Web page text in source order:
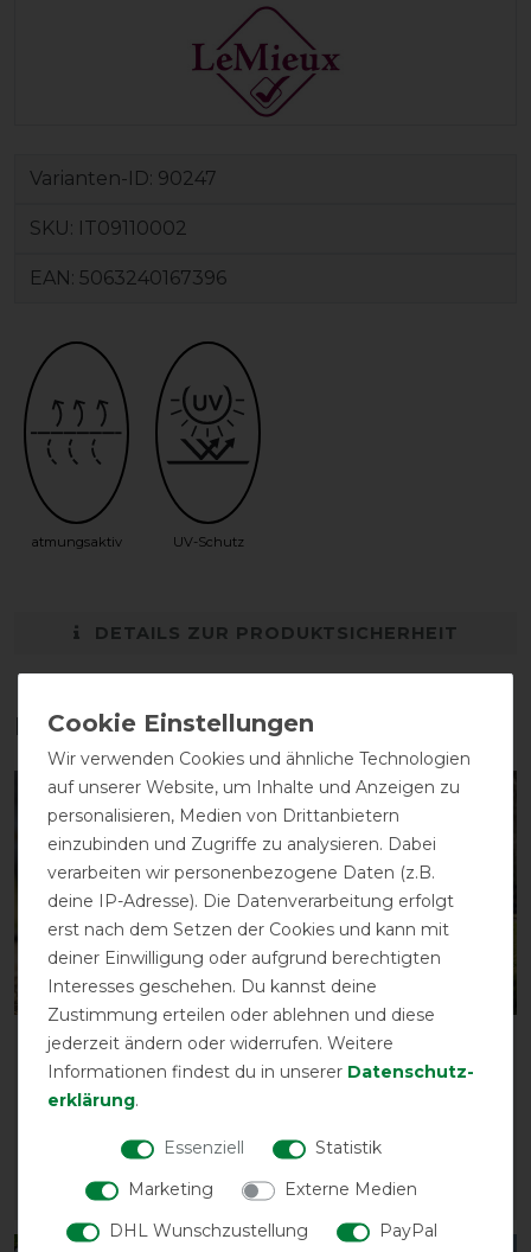
Varianten-ID: 90247
SKU: IT09110002
EAN: 5063240167396
atmungsaktiv UV-Schutz
DETAILS ZUR PRODUKTSICHERHEIT
Das perfekte Zubehör für dich
Neu
-15%
LeMieux Arika Mesh Fly
Boots
vorher 45,95 €
ARTIKEL MERKEN
Neu
-15%
LeMieux Arika Shower-
Tek Fly Rug inkl.
127,45 € *
ARTIKEL MERKEN
Wir verwenden Cookies und ähnliche Technologien
auf unserer Website, um Inhalte und Anzeigen zu
personalisieren, Medien von Drittanbietern
einzubinden und Zugriffe zu analysieren. Dabei
verarbeiten wir personenbezogene Daten (z.B.
deine IP-Adresse). Die Datenverarbeitung erfolgt
erst nach dem Setzen der Cookies und kann mit
deiner Einwilligung oder aufgrund berechtigten
Interesses geschehen. Du kannst deine
Zustimmung erteilen oder ablehnen und diese
jederzeit ändern oder widerrufen. Weitere
Informationen findest du in unserer Daten­schutz­
erklärung.
Essenziell
Statistik
Marketing
Externe Medien
DHL Wunschzustellung
PayPal